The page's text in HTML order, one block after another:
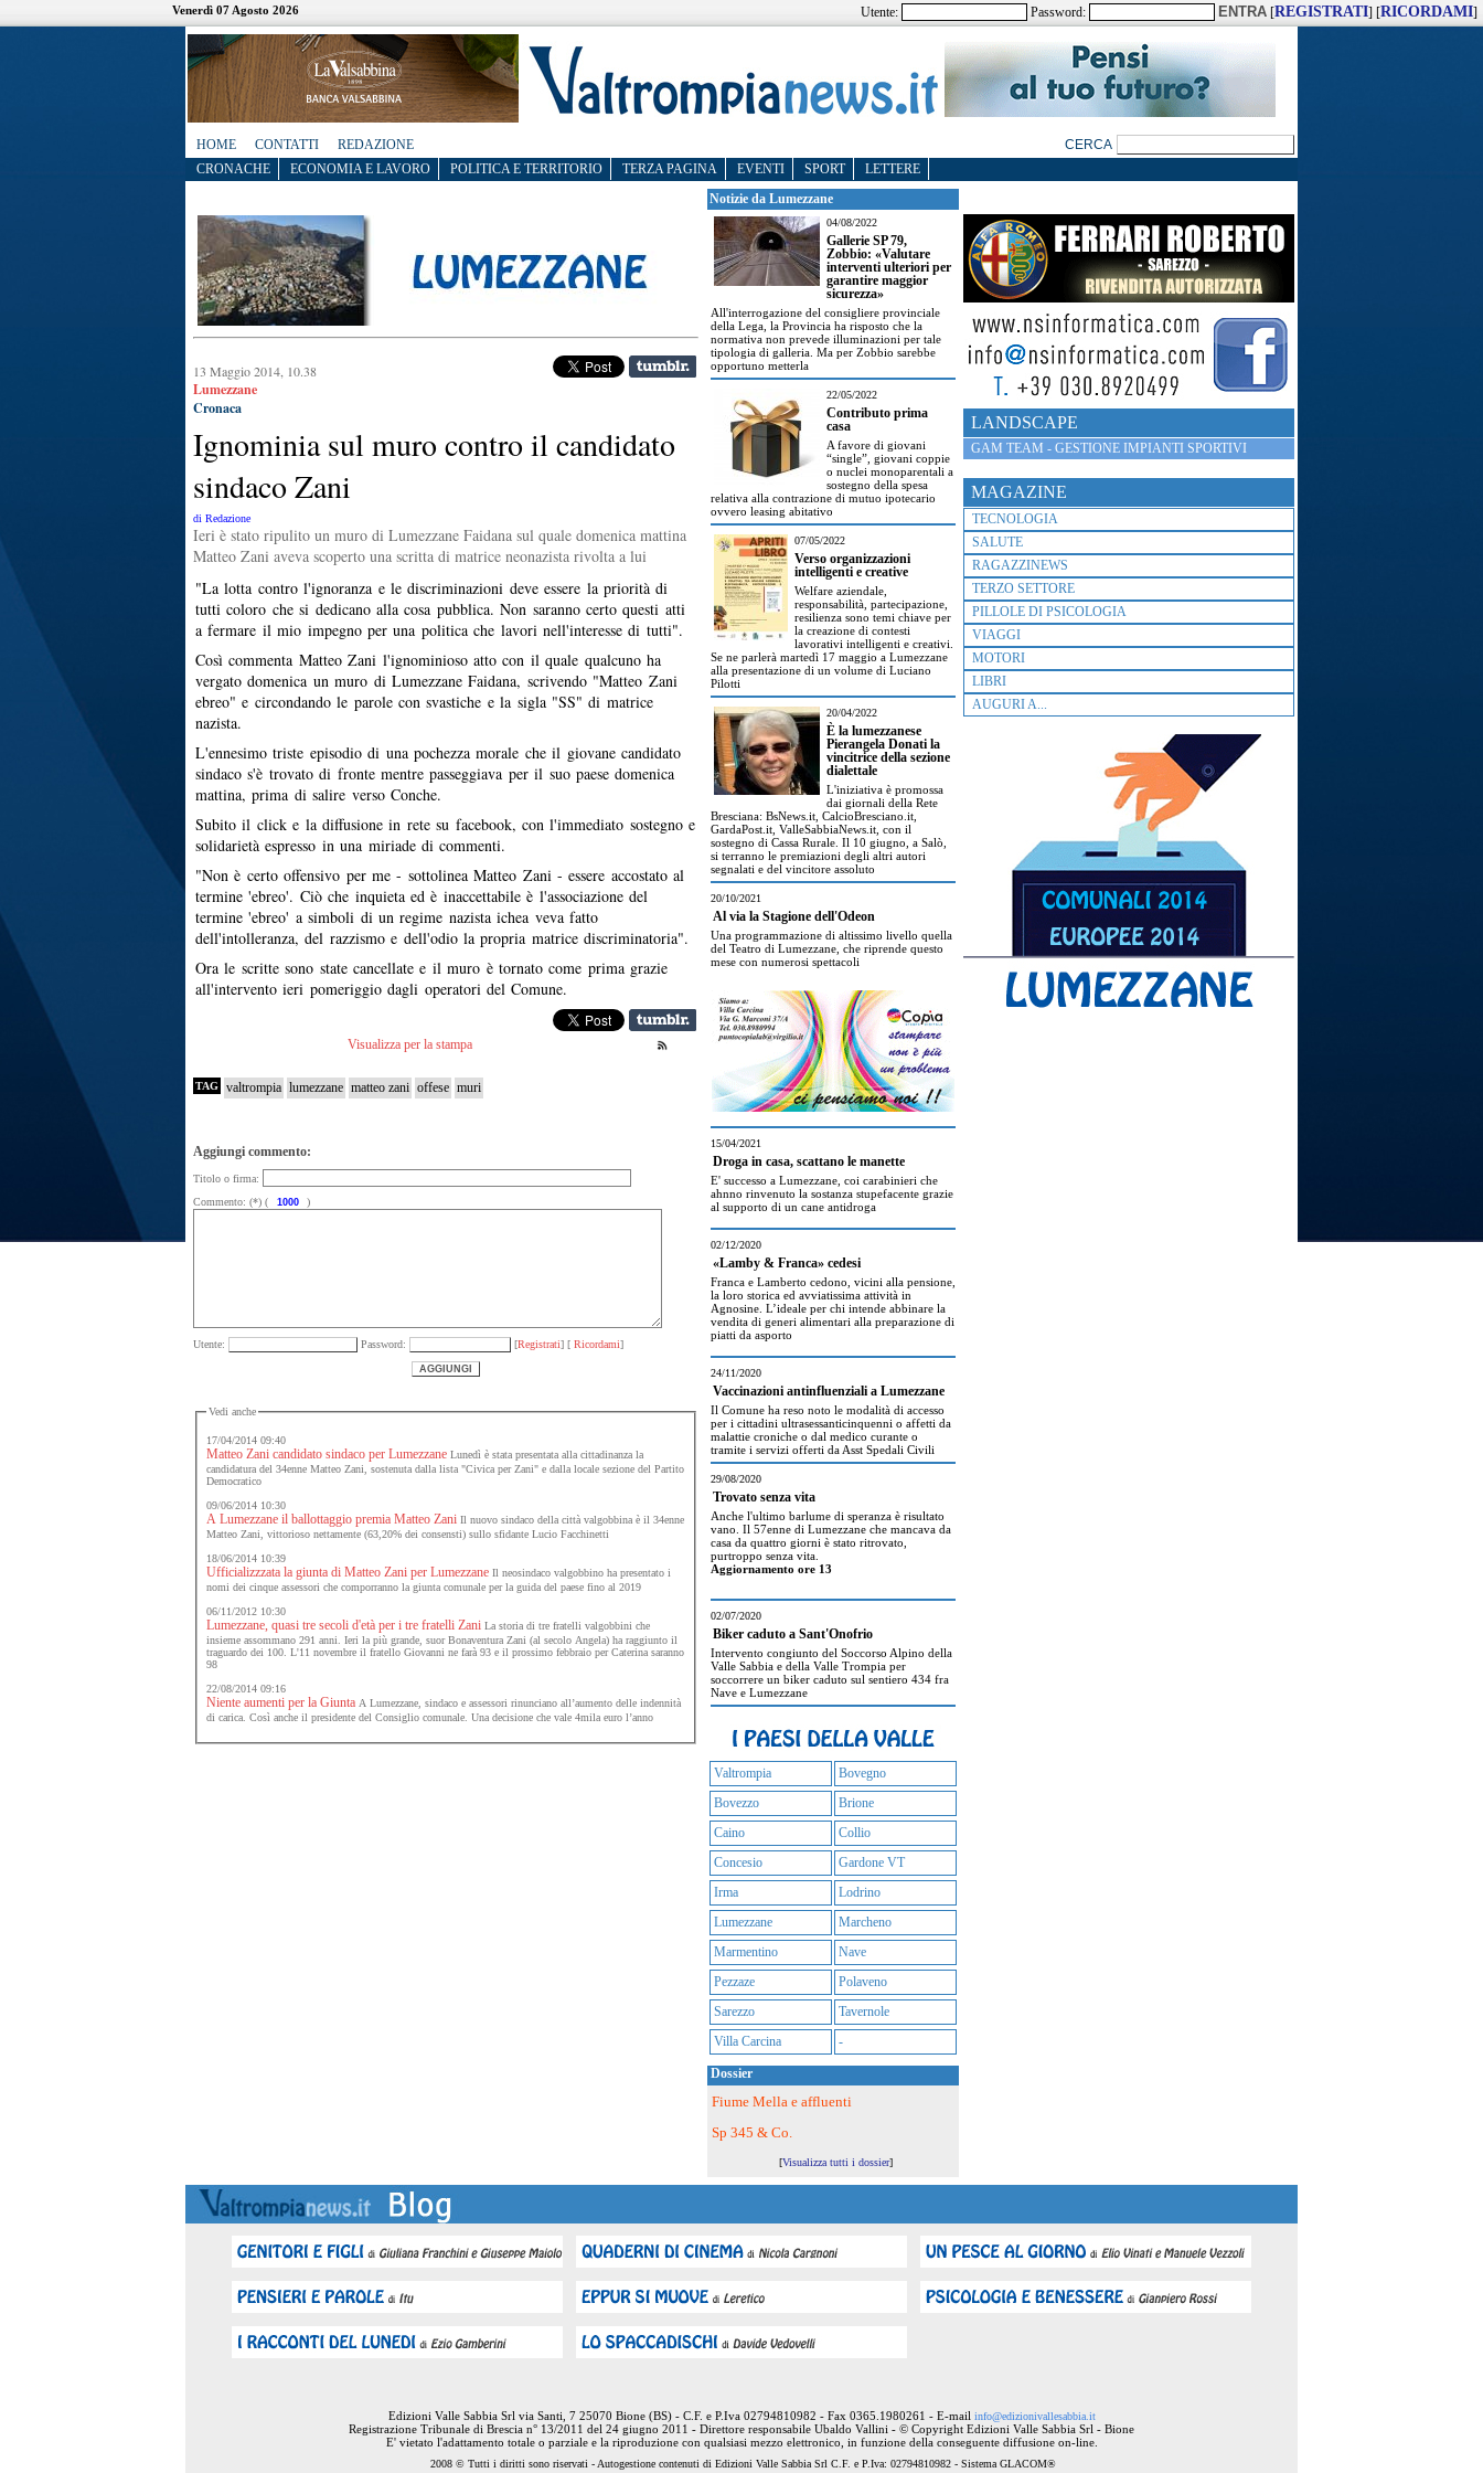
Venerdì 07 Agosto 2026 Utente: Password: [REGISTRATI] [RICORDAMI]
HOME CONTATTI
REDAZIONE
CRONACHE
ECONOMIA E LAVORO POLITICA E TERRITORIO TERZA PAGINA EVENTI SPORT LETTERE
LANDSCAPE
GAM TEAM - GESTIONE IMPIANTI SPORTIVI
MAGAZINE
TECNOLOGIA
SALUTE
RAGAZZINEWS
TERZO SETTORE
PILLOLE DI PSICOLOGIA
VIAGGI
MOTORI
LIBRI
AUGURI A...
13 Maggio 2014, 10.38
Lumezzane
Cronaca
Ignominia sul muro contro il candidato
sindaco Zani
di Redazione
Ieri è stato ripulito un muro di Lumezzane Faidana sul quale domenica mattina
Matteo Zani aveva scoperto una scritta di matrice neonazista rivolta a lui
"La lotta contro l'ignoranza e le discriminazioni deve essere la priorità di
tutti coloro che si dedicano alla cosa pubblica. Non saranno certo questi atti
a fermare il mio impegno per una politica che lavori nell'interesse di tutti".
Così commenta Matteo Zani l'ignominioso atto con il quale qualcuno ha
vergato domenica un muro di Lumezzane Faidana, scrivendo "Matteo Zani
ebreo" e circondando le parole con svastiche e la sigla "SS" di matrice
nazista.
L'ennesimo triste episodio di una pochezza morale che il giovane candidato
sindaco s'è trovato di fronte mentre passeggiava per il suo paese domenica
mattina, prima di salire verso Conche.
Subito il click e la diffusione in rete su facebook, con l'immediato sostegno e
solidarietà espresso in una miriade di commenti.
"Non è certo offensivo per me - sottolinea Matteo Zani - essere accostato al
termine 'ebreo'. Ciò che inquieta ed è inaccettabile è l'associazione del
termine 'ebreo' a simboli di un regime nazista ichea veva fatto
dell'intolleranza, del razzismo e dell'odio la propria matrice discriminatoria".
Ora le scritte sono state cancellate e il muro è tornato come prima grazie
all'intervento ieri pomeriggio dagli operatori del Comune.
Visualizza per la stampa
TAG valtrompia lumezzane matteo zani offese muri
Aggiungi commento:
Titolo o firma:
Commento: (*) (
)
Utente: Password: [Registrati] [ Ricordami]
Vedi anche
17/04/2014 09:40
Matteo Zani candidato sindaco per LumezzaneLunedì è stata presentata alla cittadinanza la
candidatura del 34enne Matteo Zani, sostenuta dalla lista "Civica per Zani" e dalla locale sezione del Partito
Democratico
09/06/2014 10:30
A Lumezzane il ballottaggio premia Matteo ZaniIl nuovo sindaco della città valgobbina è il 34enne
Matteo Zani, vittorioso nettamente (63,20% dei consensti) sullo sfidante Lucio Facchinetti
18/06/2014 10:39
Ufficializzzata la giunta di Matteo Zani per LumezzaneIl neosindaco valgobbino ha presentato i
nomi dei cinque assessori che comporranno la giunta comunale per la guida del paese fino al 2019
06/11/2012 10:30
Lumezzane, quasi tre secoli d'età per i tre fratelli ZaniLa storia di tre fratelli valgobbini che
insieme assommano 291 anni. Ieri la più grande, suor Bonaventura Zani (al secolo Angela) ha raggiunto il
traguardo dei 100. L'11 novembre il fratello Giovanni ne farà 93 e il prossimo febbraio per Caterina saranno
98
22/08/2014 09:16
Niente aumenti per la GiuntaA Lumezzane, sindaco e assessori rinunciano all’aumento delle indennità
di carica. Così anche il presidente del Consiglio comunale. Una decisione che vale 4mila euro l’anno
Notizie da Lumezzane
04/08/2022
Gallerie SP 79,
Zobbio: «Valutare
interventi ulteriori per
garantire maggior
sicurezza»
All'interrogazione del consigliere provinciale
della Lega, la Provincia ha risposto che la
normativa non prevede illuminazioni per tale
tipologia di galleria. Ma per Zobbio sarebbe
opportuno metterla
22/05/2022
Contributo prima
casa
A favore di giovani
“single”, giovani coppie
o nuclei monoparentali a
sostegno della spesa
relativa alla contrazione di mutuo ipotecario
ovvero leasing abitativo
07/05/2022
Verso organizzazioni
intelligenti e creative
Welfare aziendale,
responsabilità, partecipazione,
resilienza sono temi chiave per
la creazione di contesti
lavorativi intelligenti e creativi.
Se ne parlerà martedì 17 maggio a Lumezzane
alla presentazione di un volume di Luciano
Pilotti
20/04/2022
È la lumezzanese
Pierangela Donati la
vincitrice della sezione
dialettale
L'iniziativa è promossa
dai giornali della Rete
Bresciana: BsNews.it, CalcioBresciano.it,
GardaPost.it, ValleSabbiaNews.it, con il
sostegno di Cassa Rurale. Il 10 giugno, a Salò,
si terranno le premiazioni degli altri autori
segnalati e del vincitore assoluto
20/10/2021
Al via la Stagione dell'Odeon
Una programmazione di altissimo livello quella
del Teatro di Lumezzane, che riprende questo
mese con numerosi spettacoli
15/04/2021
Droga in casa, scattano le manette
E' successo a Lumezzane, coi carabinieri che
ahnno rinvenuto la sostanza stupefacente grazie
al supporto di un cane antidroga
02/12/2020
«Lamby & Franca» cedesi
Franca e Lamberto cedono, vicini alla pensione,
la loro storica ed avviatissima attività in
Agnosine. L’ideale per chi intende abbinare la
vendita di generi alimentari alla preparazione di
piatti da asporto
24/11/2020
Vaccinazioni antinfluenziali a Lumezzane
Il Comune ha reso noto le modalità di accesso
per i cittadini ultrasessanticinquenni o affetti da
malattie croniche o dal medico curante o
tramite i servizi offerti da Asst Spedali Civili
29/08/2020
Trovato senza vita
Anche l'ultimo barlume di speranza è risultato
vano. Il 57enne di Lumezzane che mancava da
casa da quattro giorni è stato ritrovato,
purtroppo senza vita.
Aggiornamento ore 13
02/07/2020
Biker caduto a Sant'Onofrio
Intervento congiunto del Soccorso Alpino della
Valle Sabbia e della Valle Trompia per
soccorrere un biker caduto sul sentiero 434 fra
Nave e Lumezzane
Valtrompia
Bovegno
Bovezzo
Brione
Caino
Collio
Concesio
Gardone VT
Irma
Lodrino
Lumezzane
Marcheno
Marmentino
Nave
Pezzaze
Polaveno
Sarezzo
Tavernole
Villa Carcina
-
Dossier
Fiume Mella e affluenti
Sp 345 & Co.
[Visualizza tutti i dossier]
Edizioni Valle Sabbia Srl via Santi, 7 25070 Bione (BS) - C.F. e P.Iva 02794810982 - Fax 0365.1980261 - E-mail info@edizionivallesabbia.it
Registrazione Tribunale di Brescia n° 13/2011 del 24 giugno 2011 - Direttore responsabile Ubaldo Vallini - © Copyright Edizioni Valle Sabbia Srl - Bione
E' vietato l'adattamento totale o parziale e la riproduzione con qualsiasi mezzo elettronico, in funzione della conseguente diffusione on-line.
2008 © Tutti i diritti sono riservati - Autogestione contenuti di Edizioni Valle Sabbia Srl C.F. e P.Iva: 02794810982 - Sistema GLACOM®